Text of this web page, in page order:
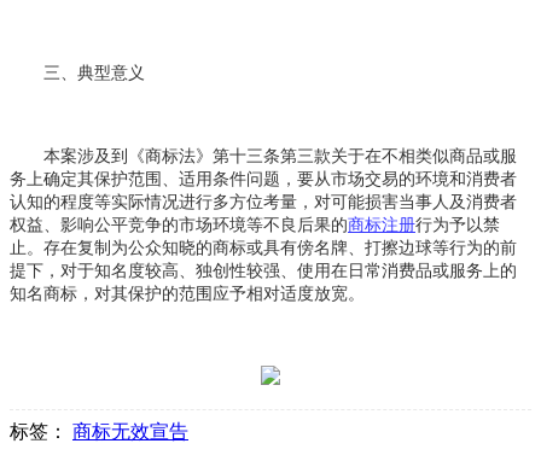
三、典型意义
本案涉及到《商标法》第十三条第三款关于在不相类似商品或服
务上确定其保护范围、适用条件问题，要从市场交易的环境和消费者
认知的程度等实际情况进行多方位考量，对可能损害当事人及消费者
权益、影响公平竞争的市场环境等不良后果的商标注册行为予以禁
止。存在复制为公众知晓的商标或具有傍名牌、打擦边球等行为的前
提下，对于知名度较高、独创性较强、使用在日常消费品或服务上的
知名商标，对其保护的范围应予相对适度放宽。
标签： 商标无效宣告